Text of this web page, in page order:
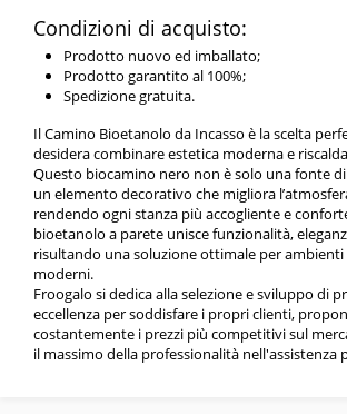
Condizioni di acquisto:
Prodotto nuovo ed imballato;
Prodotto garantito al 100%;
Spedizione gratuita.
Il Camino Bioetanolo da Incasso è la scelta
desidera combinare estetica moderna e
Questo biocamino nero non è solo una fonte
un elemento decorativo che migliora
rendendo ogni stanza più accogliente e
bioetanolo a parete unisce funzionalità,
risultando una soluzione ottimale per ambienti
moderni.
Froogalo si dedica alla selezione e sviluppo di
eccellenza per soddisfare i propri clienti,
costantemente i prezzi più competitivi sul
il massimo della professionalità nell'assistenza